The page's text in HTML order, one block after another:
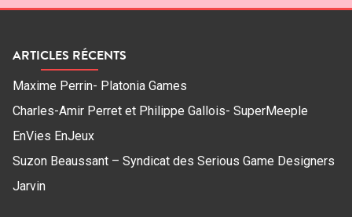
ARTICLES RÉCENTS
Maxime Perrin- Platonia Games
Charles-Amir Perret et Philippe Gallois- SuperMeeple
EnVies EnJeux
Suzon Beaussant – Syndicat des Serious Game Designers
Jarvin